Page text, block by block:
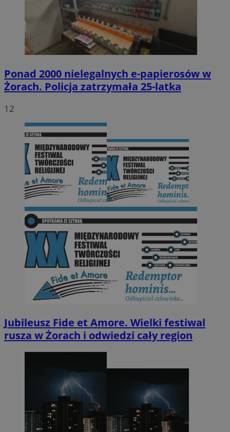
Ponad 2000 nielegalnych e-papierosów w
Żorach. Policja zatrzymała 25-latka
12
Jubileusz Fide et Amore. Wielki festiwal
rusza w Żorach i odwiedzi cały region